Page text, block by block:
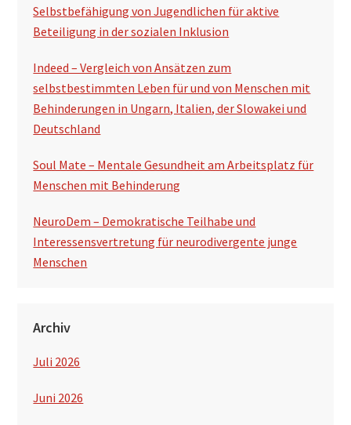
Selbstbefähigung von Jugendlichen für aktive
Beteiligung in der sozialen Inklusion
Indeed – Vergleich von Ansätzen zum
selbstbestimmten Leben für und von Menschen mit
Behinderungen in Ungarn, Italien, der Slowakei und
Deutschland
Soul Mate – Mentale Gesundheit am Arbeitsplatz für
Menschen mit Behinderung
NeuroDem – Demokratische Teilhabe und
Interessensvertretung für neurodivergente junge
Menschen
Archiv
Juli 2026
Juni 2026